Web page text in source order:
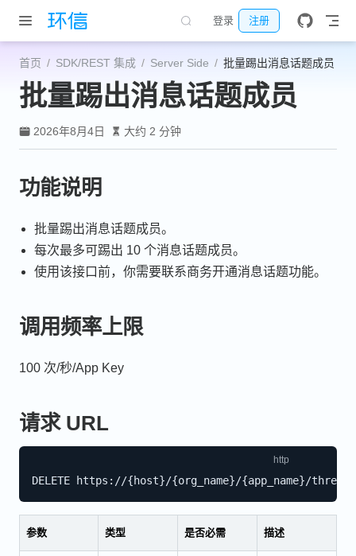
跳至主要內容
登录 注册
首页 SDK/REST 集成 Server Side 批量踢出消息话题成员
批量踢出消息话题成员
2026年8月4日 大约 2 分钟
功能说明
批量踢出消息话题成员。
每次最多可踢出 10 个消息话题成员。
使用该接口前，你需要联系商务开通消息话题功能。
调用频率上限
100 次/秒/App Key
请求 URL
参数 类型 是否必需 描述